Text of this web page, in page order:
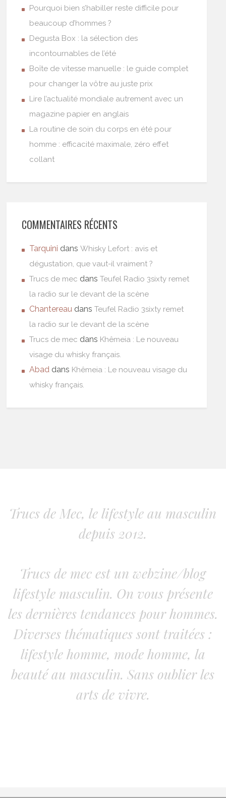
Pourquoi bien s’habiller reste difficile pour
beaucoup d’hommes ?
Degusta Box : la sélection des
incontournables de l’été
Boîte de vitesse manuelle : le guide complet
pour changer la vôtre au juste prix
Lire l’actualité mondiale autrement avec un
magazine papier en anglais
La routine de soin du corps en été pour
homme : efficacité maximale, zéro effet
collant
COMMENTAIRES RÉCENTS
Tarquini dansWhisky Lefort : avis et
dégustation, que vaut-il vraiment ?
Trucs de mec dansTeufel Radio 3sixty remet
la radio sur le devant de la scène
Chantereau dansTeufel Radio 3sixty remet
la radio sur le devant de la scène
Trucs de mec dans Khêmeia : Le nouveau
visage du whisky français.
Abad dans Khêmeia : Le nouveau visage du
whisky français.
Trucs de Mec, le lifestyle au masculin
depuis 2012.
Trucs de mec est un webzine/blog
lifestyle masculin. On vous présente
les dernières tendances pour hommes.
Diverses thématiques sont traitées :
lifestyle homme, mode homme, la
beauté au masculin. Sans oublier les
arts de vivre.